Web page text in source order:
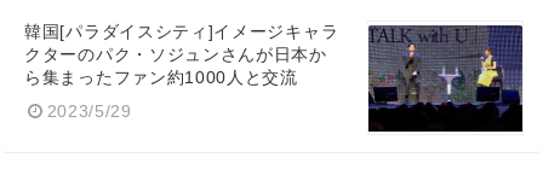
韓国[パラダイスシティ]イメージキャラ
クターのパク・ソジュンさんが日本か
ら集まったファン約1000人と交流
2023/5/29